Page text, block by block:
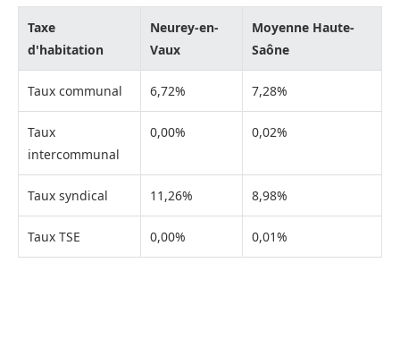
Taxe
d'habitation
Neurey-en-
Vaux
Moyenne Haute-
Saône
Taux communal 6,72% 7,28%
Taux
intercommunal
0,00% 0,02%
Taux syndical 11,26% 8,98%
Taux TSE 0,00% 0,01%